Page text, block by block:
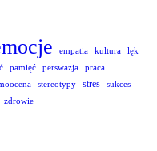
empatia kultura
lęk
pamięć perswazja
praca
stereotypy stres sukces
zdrowie